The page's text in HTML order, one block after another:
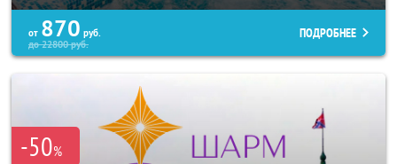
от 870 руб.
до22800руб.
ПОДРОБНЕЕ
-50%